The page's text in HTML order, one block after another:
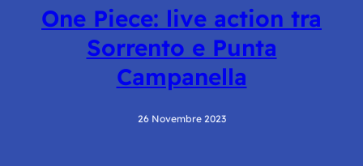
One Piece: live action tra
Sorrento e Punta
Campanella
26 Novembre 2023